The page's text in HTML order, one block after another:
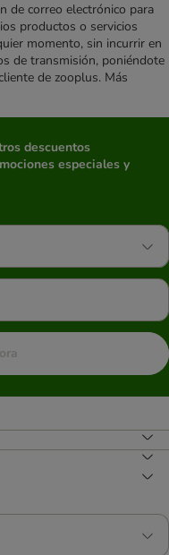
de correo electrónico para
productos o servicios
momento, sin incurrir en
de transmisión, poniéndote
de zooplus. Más
descuentos
especiales y